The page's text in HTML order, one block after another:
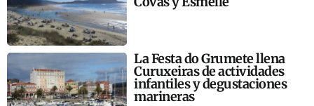
La Festa do Grumete llena
Curuxeiras de actividades
infantiles y degustaciones
marineras